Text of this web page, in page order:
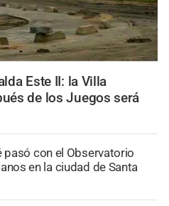
Este II: la Villa
de los Juegos será
pasó con el Observatorio
en la ciudad de Santa